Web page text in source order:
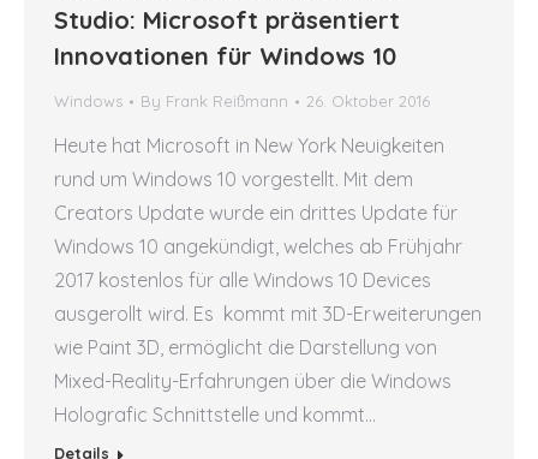
Studio: Microsoft präsentiert
Innovationen für Windows 10
Windows By Frank Reißmann 26. Oktober 2016
Heute hat Microsoft in New York Neuigkeiten
rund um Windows 10 vorgestellt. Mit dem
Creators Update wurde ein drittes Update für
Windows 10 angekündigt, welches ab Frühjahr
2017 kostenlos für alle Windows 10 Devices
ausgerollt wird. Es kommt mit 3D-Erweiterungen
wie Paint 3D, ermöglicht die Darstellung von
Mixed-Reality-Erfahrungen über die Windows
Holografic Schnittstelle und kommt…
Details